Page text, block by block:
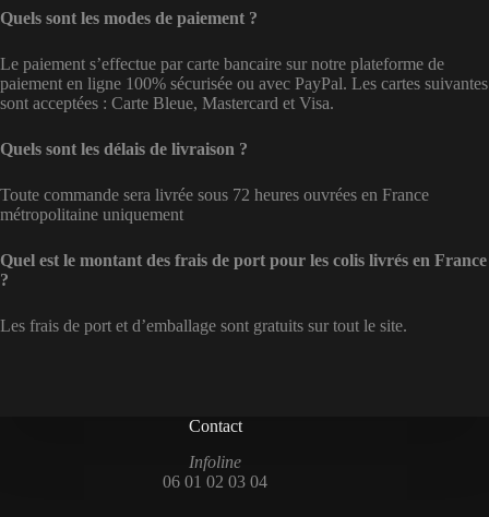
Quels sont les modes de paiement ?
Le paiement s’effectue par carte bancaire sur notre plateforme de
paiement en ligne 100% sécurisée ou avec PayPal. Les cartes suivantes
sont acceptées : Carte Bleue, Mastercard et Visa.
Quels sont les délais de livraison ?
Toute commande sera livrée sous 72 heures ouvrées en France
métropolitaine uniquement
Quel est le montant des frais de port pour les colis livrés en France
?
Les frais de port et d’emballage sont gratuits sur tout le site.
Contact
Infoline
06 01 02 03 04